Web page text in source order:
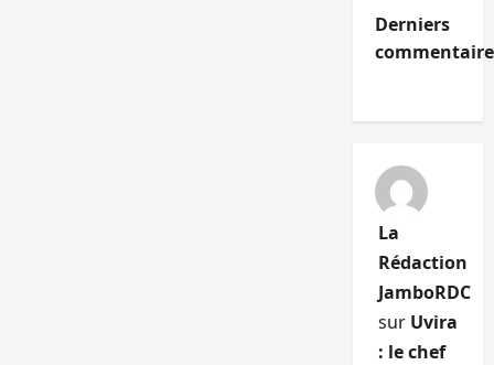
Derniers
La
Rédaction
JamboRDC
sur Uvira
: le chef